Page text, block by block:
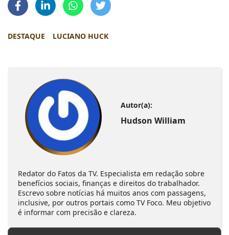
DESTAQUE LUCIANO HUCK
Autor(a):
Hudson William
Redator do Fatos da TV. Especialista em redação sobre
benefícios sociais, finanças e direitos do trabalhador.
Escrevo sobre notícias há muitos anos com passagens,
inclusive, por outros portais como TV Foco. Meu objetivo
é informar com precisão e clareza.